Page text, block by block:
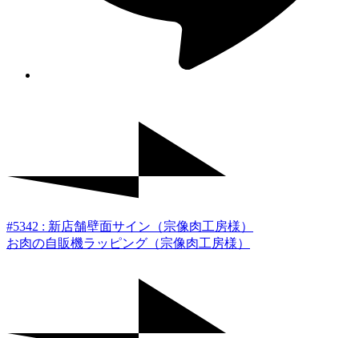
#5342 : 新店舗壁面サイン（宗像肉工房様）
お肉の自販機ラッピング（宗像肉工房様）